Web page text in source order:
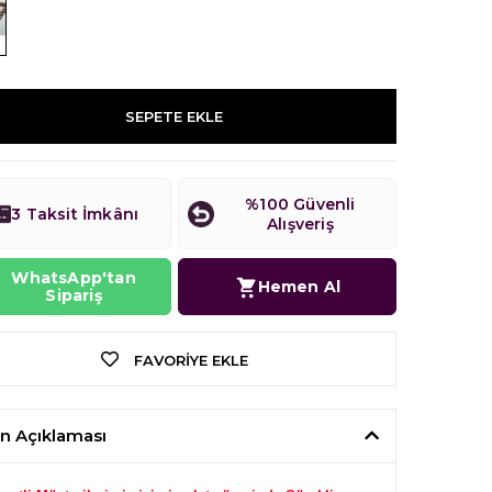
SEPETE EKLE
3 Taksit İmkânı
%100 Güvenli
Alışveriş
WhatsApp'tan
Sipariş
Hemen Al
FAVORIYE EKLE
Açıklaması